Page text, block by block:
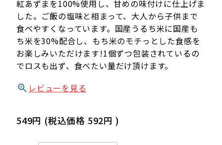
紅あずまを100%使用し、甘めの味付けに仕上げま
した。ご飯の塩味と相まって、大人から子供まで
食べやすくなっています。国産うるち米に国産も
ち米を30%配合し、もち米のモチっとした食感を
お楽しみいただけます!1個ずつ包装されているの
でロスも出ず、食べたい量だけ頂けます。
レビューを見る
549円 (税込価格 592円 )